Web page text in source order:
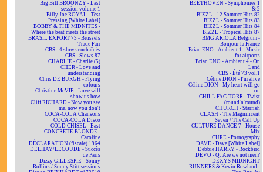
Big Bill BROONZY - Last
session volume 1
Billy Joe ROYAL - Test
Pressing [White Label]
BOBBY & THE MIDNITES -
Where the beat meets the street
BRASIL EXPORT 73 - Brussels
Trade Fair
CBS - 4 slows enchaînés
CBS - Slows 87
CHARLIE - Charlie (5)
CHER - Love and
understanding
Chris DE BURGH - Flying
colours
Christine McVIE - Love will
show us how
Cliff RICHARD - Now you see
me, now you don't
COCA-COLA Chansons
COCA-COLA Disco
COLD CHISEL - East
CONCRETE BLONDE -
Caroline
DÉCLARATION (fiscale) 1964
DELHAY/LECOUDE - Succès
de Paris
Dizzy GILLESPIE - Sonny
Rollins / Sonny Stitt sessions
BEETHOVEN - Symphonies 1
& 2
BIZZL - 12 Sommer Hits 82
BIZZL - Sommer Hits 83
BIZZL - Sommer Hits 84
BIZZL - Tropical Hits 87
BMG ARIOLA Belgium -
Bonjour la France
Brian ENO - Ambient 1 - Music
for airports
Brian ENO - Ambient 4 - On
Land
CBS - Été 73 vol.1
Céline DION - I'm alive
Céline DION - My heart will go
on
CHILL FAC-TORR - Twist
(round'n'round)
CHURCH - Starfish
CLASH - The Magnificent
Seven / The Call Up
CULTURE DANCE 7 - House
Mix
CURE - Pornography
DAVE - Dave [White Label]
Debbie HARRY - Rockbird
DEVO - Q: Are we not men?
DEXYS MIDNIGHT
RUNNERS & Kevin Rowland -